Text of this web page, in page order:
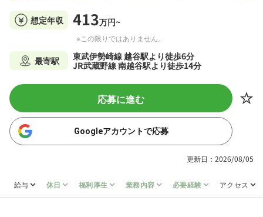
想定年収 413万円~
※この限りではありません。
最寄駅
東武伊勢崎線 越谷駅より徒歩6分
JR武蔵野線 南越谷駅より徒歩14分
応募に進む
Googleアカウントで応募
更新日：2026/08/05
給与 休日 福利厚生 業務内容 必要経験 アクセス